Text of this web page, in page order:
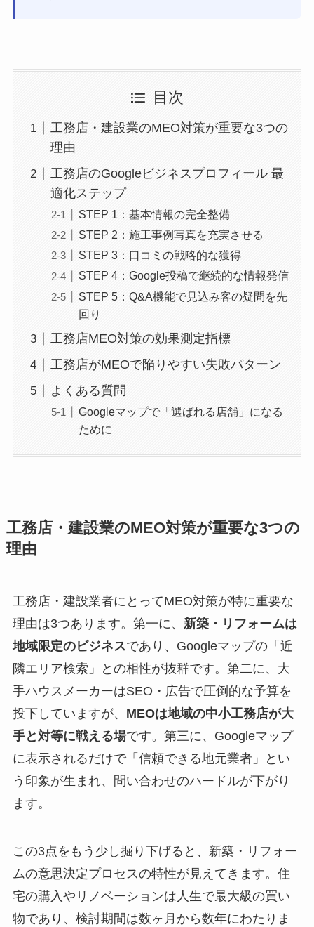
目次
工務店・建設業のMEO対策が重要な3つの
理由
工務店のGoogleビジネスプロフィール 最
適化ステップ
STEP 1：基本情報の完全整備
STEP 2：施工事例写真を充実させる
STEP 3：口コミの戦略的な獲得
STEP 4：Google投稿で継続的な情報発信
STEP 5：Q&A機能で見込み客の疑問を先
回り
工務店MEO対策の効果測定指標
工務店がMEOで陥りやすい失敗パターン
よくある質問
Googleマップで「選ばれる店舗」になる
ために
工務店・建設業のMEO対策が重要な3つの
理由
工務店・建設業者にとってMEO対策が特に重要な
理由は3つあります。第一に、 新築・リフォームは
地域限定のビジネスであり、Googleマップの「近
隣エリア検索」との相性が抜群です。第二に、大
手ハウスメーカーはSEO・広告で圧倒的な予算を
投下していますが、 MEOは地域の中小工務店が大
手と対等に戦える場です。第三に、Googleマップ
に表示されるだけで「信頼できる地元業者」とい
う印象が生まれ、問い合わせのハードルが下がり
ます。
この3点をもう少し掘り下げると、新築・リフォー
ムの意思決定プロセスの特性が見えてきます。住
宅の購入やリノベーションは人生で最大級の買い
物であり、検討期間は数ヶ月から数年にわたりま